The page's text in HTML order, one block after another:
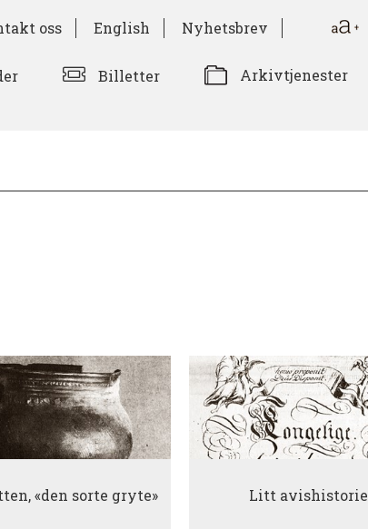
oss English Nyhetsbrev
Billetter Arkivtjenester
«den sorte gryte» Litt avishistorie